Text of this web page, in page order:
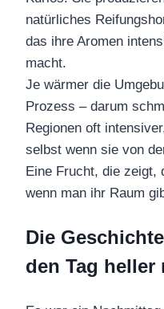
natürliches
das ihre Aromen
macht.
Je wärmer die
Prozess – darum
Regionen oft
selbst wenn sie von
Eine Frucht, die zeigt,
wenn man ihr Raum
Die
den Tag heller